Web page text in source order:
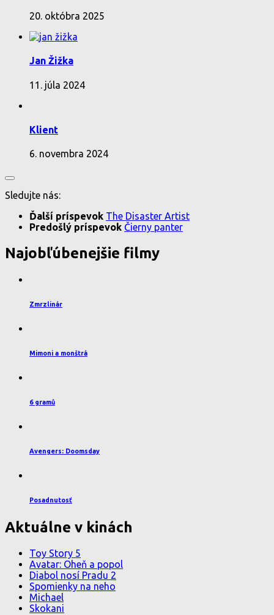
20. októbra 2025
Jan Žižka
11. júla 2024
Klient
6. novembra 2024
Sledujte nás:
Ďalší príspevok The Disaster Artist
Predošlý príspevok Čierny panter
Najobľúbenejšie filmy
Zmrzlinár
Mimoni a monštrá
6 gramů
Avengers: Doomsday
Posadnutosť
Aktuálne v kinách
Toy Story 5
Avatar: Oheň a popol
Diabol nosí Pradu 2
Spomienky na neho
Michael
Skokani